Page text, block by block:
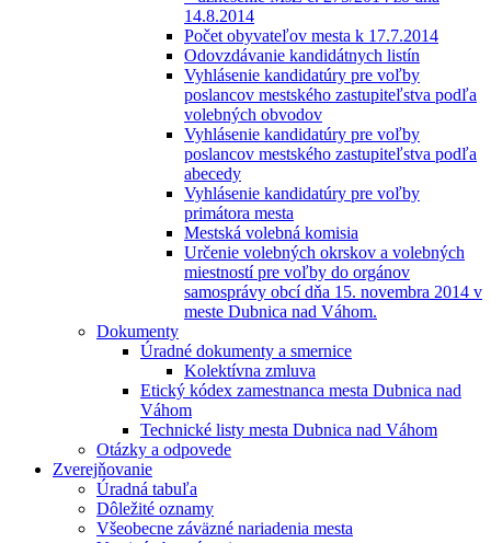
14.8.2014
Počet obyvateľov mesta k 17.7.2014
Odovzdávanie kandidátnych listín
Vyhlásenie kandidatúry pre voľby
poslancov mestského zastupiteľstva podľa
volebných obvodov
Vyhlásenie kandidatúry pre voľby
poslancov mestského zastupiteľstva podľa
abecedy
Vyhlásenie kandidatúry pre voľby
primátora mesta
Mestská volebná komisia
Určenie volebných okrskov a volebných
miestností pre voľby do orgánov
samosprávy obcí dňa 15. novembra 2014 v
meste Dubnica nad Váhom.
Dokumenty
Úradné dokumenty a smernice
Kolektívna zmluva
Etický kódex zamestnanca mesta Dubnica nad
Váhom
Technické listy mesta Dubnica nad Váhom
Otázky a odpovede
Zverejňovanie
Úradná tabuľa
Dôležité oznamy
Všeobecne záväzné nariadenia mesta